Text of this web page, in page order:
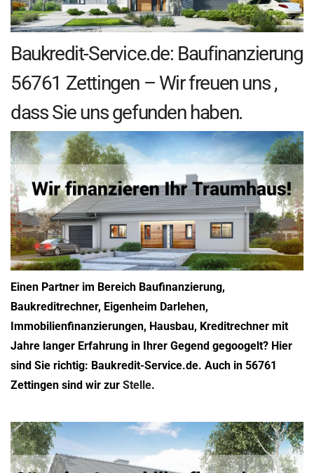
Baukredit-Service.de: Baufinanzierung
56761 Zettingen – Wir freuen uns ,
dass Sie uns gefunden haben.
Einen Partner im Bereich Baufinanzierung,
Baukreditrechner, Eigenheim Darlehen,
Immobilienfinanzierungen, Hausbau, Kreditrechner mit
Jahre langer Erfahrung in Ihrer Gegend gegoogelt? Hier
sind Sie richtig: Baukredit-Service.de. Auch in 56761
Zettingen sind wir zur Stelle.